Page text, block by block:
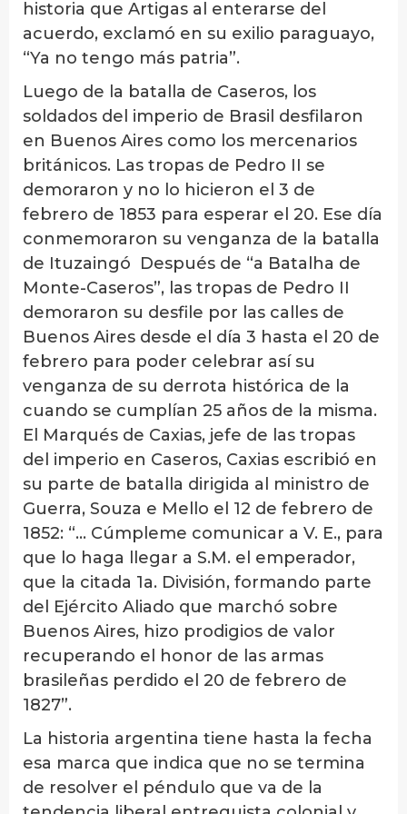
historia que Artigas al enterarse del
acuerdo, exclamó en su exilio paraguayo,
“Ya no tengo más patria”.
Luego de la batalla de Caseros, los
soldados del imperio de Brasil desfilaron
en Buenos Aires como los mercenarios
británicos. Las tropas de Pedro II se
demoraron y no lo hicieron el 3 de
febrero de 1853 para esperar el 20. Ese día
conmemoraron su venganza de la batalla
de Ituzaingó Después de “a Batalha de
Monte-Caseros”, las tropas de Pedro II
demoraron su desfile por las calles de
Buenos Aires desde el día 3 hasta el 20 de
febrero para poder celebrar así su
venganza de su derrota histórica de la
cuando se cumplían 25 años de la misma.
El Marqués de Caxias, jefe de las tropas
del imperio en Caseros, Caxias escribió en
su parte de batalla dirigida al ministro de
Guerra, Souza e Mello el 12 de febrero de
1852: “… Cúmpleme comunicar a V. E., para
que lo haga llegar a S.M. el emperador,
que la citada 1a. División, formando parte
del Ejército Aliado que marchó sobre
Buenos Aires, hizo prodigios de valor
recuperando el honor de las armas
brasileñas perdido el 20 de febrero de
1827”.
La historia argentina tiene hasta la fecha
esa marca que indica que no se termina
de resolver el péndulo que va de la